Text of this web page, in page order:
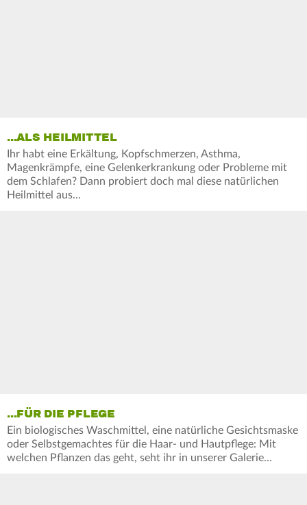
...ALS HEILMITTEL
Ihr habt eine Erkältung, Kopfschmerzen, Asthma,
Magenkrämpfe, eine Gelenkerkrankung oder Probleme mit
dem Schlafen? Dann probiert doch mal diese natürlichen
Heilmittel aus...
...FÜR DIE PFLEGE
Ein biologisches Waschmittel, eine natürliche Gesichtsmaske
oder Selbstgemachtes für die Haar- und Hautpflege: Mit
welchen Pflanzen das geht, seht ihr in unserer Galerie...